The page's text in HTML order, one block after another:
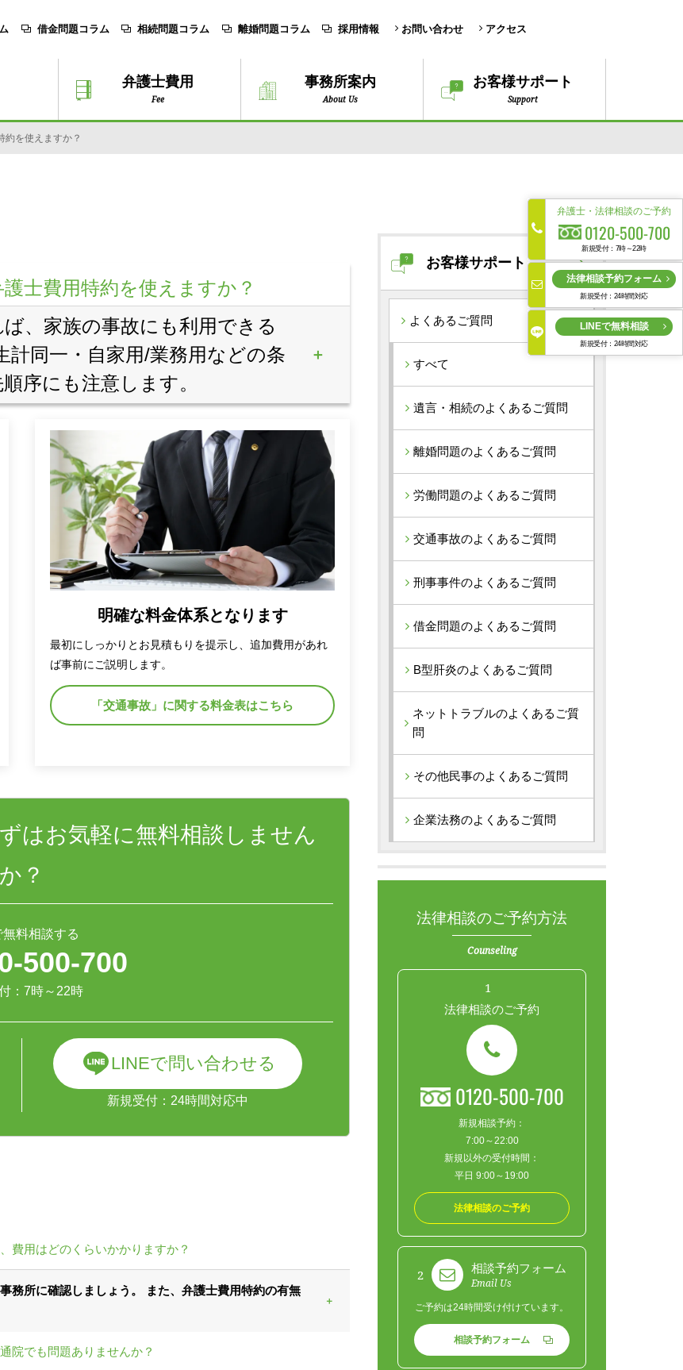
借金問題コラム 相続問題コラム 離婚問題コラム 採用情報 お問い合わせ アクセス
弁護士費用
Fee
事務所案内
About Us
お客様サポート
Support
約を使えますか？
士費用特約を使えますか？
、家族の事故にも利用できる
同一・自家用/業務用などの条
序にも注意します。
明確な料金体系となります
最初にしっかりとお見積もりを提示し、追加費用があれ
ば事前にご説明します。
「交通事故」に関する料金表はこちら
はお気軽に無料相談しません
か？
無料相談する
500-700
：7時～22時
LINEで問い合わせる
新規受付：24時間対応中
費用はどのくらいかかりますか？
務所に確認しましょう。 また、弁護士費用特約の有無
院でも問題ありませんか？
お客様サポート
よくあるご質問
すべて
遺言・相続のよくあるご質問
離婚問題のよくあるご質問
労働問題のよくあるご質問
交通事故のよくあるご質問
刑事事件のよくあるご質問
借金問題のよくあるご質問
B型肝炎のよくあるご質問
ネットトラブルのよくあるご質
問
その他民事のよくあるご質問
企業法務のよくあるご質問
法律相談のご予約方法
Counseling
1
法律相談のご予約
0120-500-700
新規相談予約：
7:00～22:00
新規以外の受付時間：
平日 9:00～19:00
法律相談のご予約
2
相談予約フォーム
Email Us
ご予約は24時間受け付けています。
相談予約フォーム
弁護士・法律相談のご予約
0120-500-700
新規受付：7時～22時
法律相談予約フォーム
新規受付：24時間対応
LINEで無料相談
新規受付：24時間対応